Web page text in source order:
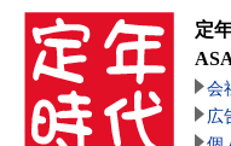
定
会
広